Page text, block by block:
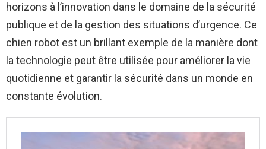
horizons à l’innovation dans le domaine de la sécurité
publique et de la gestion des situations d’urgence. Ce
chien robot est un brillant exemple de la manière dont
la technologie peut être utilisée pour améliorer la vie
quotidienne et garantir la sécurité dans un monde en
constante évolution.